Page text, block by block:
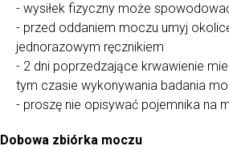
- wysiłek fizyczny może
- przed oddaniem moczu umyj
jednorazowym ręcznikiem
- 2 dni poprzedzające krwawienie
tym czasie wykonywania badania
- proszę nie opisywać pojemnika na
Dobowa zbiórka moczu